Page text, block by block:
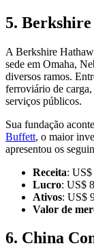
5.
A Berkshire
sede em Omaha,
diversos ramos.
ferroviário de
serviços públicos.
Sua fundação
Buffett, o maior
apresentou os
Receita: US$
Lucro: US$
Ativos: US$
Valor de
6. China